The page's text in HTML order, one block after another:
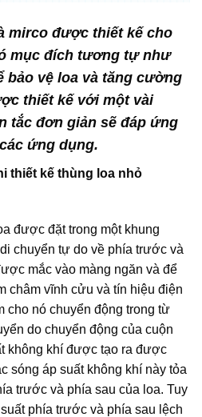
mirco được thiết kế cho
mục đích tương tự như
bảo vệ loa và tăng cường
thiết kế với một vài
tắc đơn giản sẽ đáp ứng
ứng dụng.
thiết kế thùng loa nhỏ
được đặt trong một khung
chuyển tự do về phía trước và
mắc vào màng ngăn và để
châm vĩnh cửu và tín hiệu điện
cho nó chuyển động trong từ
do chuyển động của cuộn
không khí được tạo ra được
sóng áp suất không khí này tỏa
trước và phía sau của loa. Tuy
phía trước và phía sau lệch